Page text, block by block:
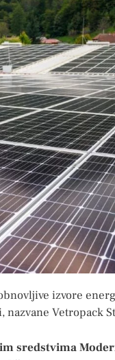
izvore
Vetropack
sredstvima